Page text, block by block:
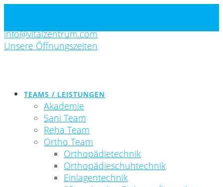
content
info@vitalzentrum.com
Unsere Öffnungszeiten
TEAMS / LEISTUNGEN
Akademie
Sani Team
Reha Team
Ortho Team
Orthopädietechnik
Orthopädieschuhtechnik
Einlagentechnik